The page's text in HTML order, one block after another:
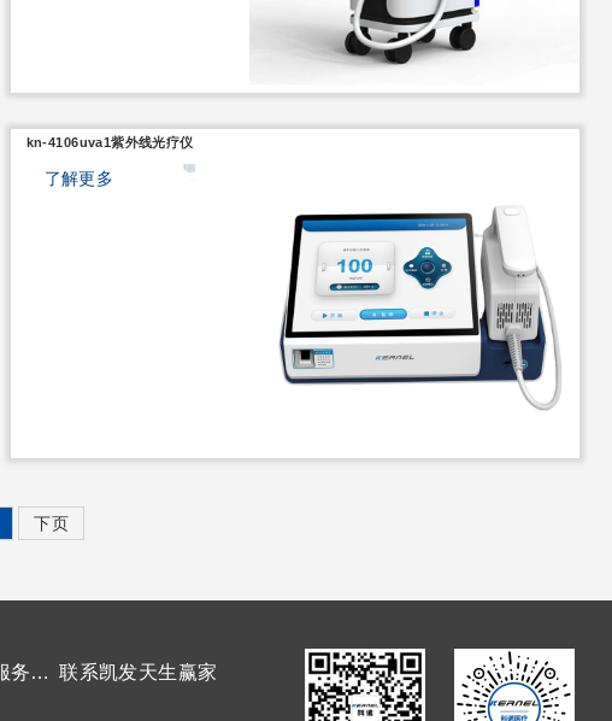
kn-4106uva1紫外线光疗仪
了解更多
下页
凯发天生赢家的服务支持 联系凯发天生赢家